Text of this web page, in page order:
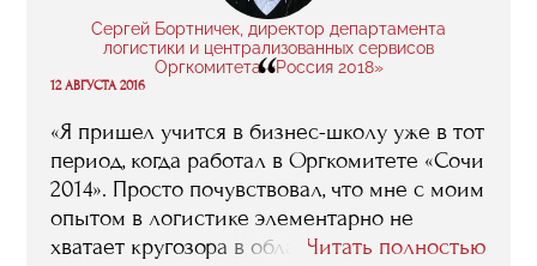
я провела не зря: это было интересно. И
что, самое главное, полезно».
Сергей Бортничек, директор департамента
логистики и централизованных сервисов
Оргкомитета «Россия 2018»
“
12 АВГУСТА 2016
«Я пришел учится в бизнес-школу уже в тот
период, когда работал в Оргкомитете «Сочи
2014». Просто почувствовал, что мне с моим
опытом в логистике элементарно не
хватает кругозора в области именно
Читать полностью